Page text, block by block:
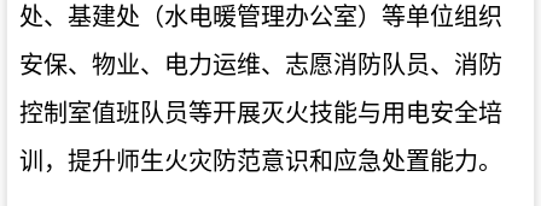
处、基建处（水电暖管理办公室）等单位组织
安保、物业、电力运维、志愿消防队员、消防
控制室值班队员等开展灭火技能与用电安全培
训，提升师生火灾防范意识和应急处置能力。